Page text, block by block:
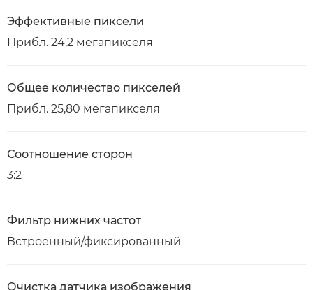
Эффективные пиксели
Прибл. 24,2 мегапикселя
Общее количество пикселей
Прибл. 25,80 мегапикселя
Соотношение сторон
3:2
Фильтр нижних частот
Встроенный/фиксированный
Очистка датчика изображения